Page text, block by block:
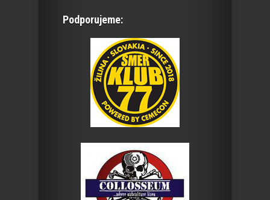
Podporujeme: